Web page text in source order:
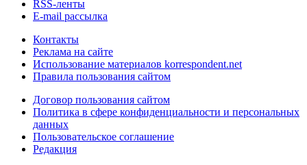
RSS-ленты
E-mail рассылка
Контакты
Реклама на сайте
Использование материалов korrespondent.net
Правила пользования сайтом
Договор пользования сайтом
Политика в сфере конфиденциальности и персональных
данных
Пользовательское соглашение
Редакция